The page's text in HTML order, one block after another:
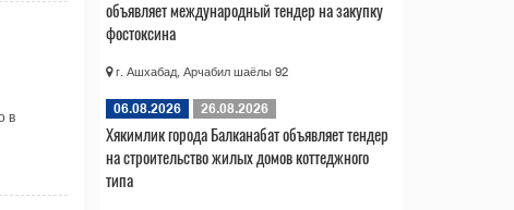
в
объявляет международный тендер на закупку
фостоксина
г. Ашхабад, Арчабил шаёлы 92
06.08.2026 26.08.2026
Хякимлик города Балканабат объявляет тендер
на строительство жилых домов коттеджного
типа